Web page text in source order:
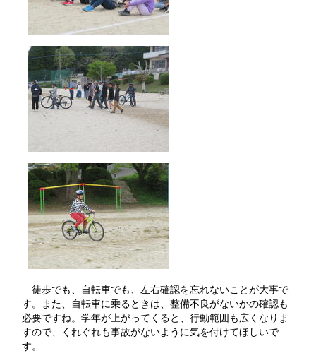
徒歩でも、自転車でも、左右確認を忘れないことが大事で
す。また、自転車に乗るときは、整備不良がないかの確認も
必要ですね。学年が上がってくると、行動範囲も広くなりま
すので、くれぐれも事故がないように気を付けてほしいで
す。